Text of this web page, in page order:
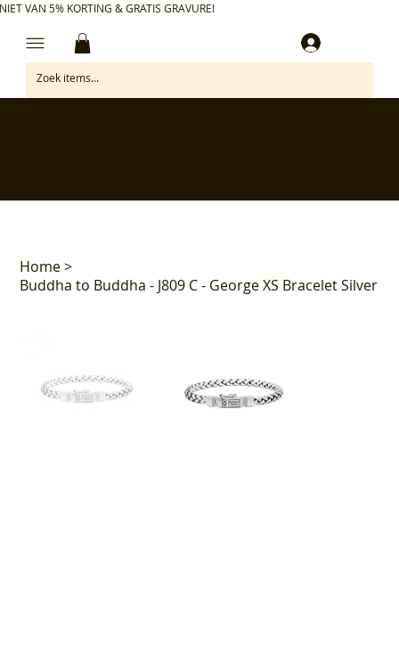
VAN 5% KORTING & GRATIS GRAVURE!
Home>
Buddha to Buddha - J809 C - George XS Bracelet Silver